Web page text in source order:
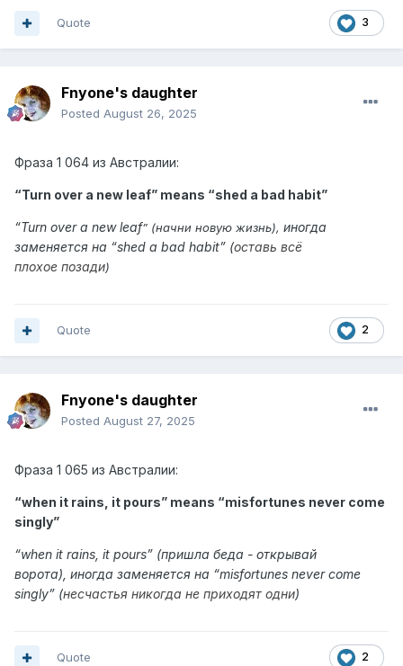
3
Quote
Fnyone's daughter
Posted August 26, 2025
Фраза 1 064 из Австралии:
“Turn over a new leaf” means “shed a bad habit”
“Turn over a new leaf” (начни новую жизнь), иногда
заменяется на “shed a bad habit” (оставь всё
плохое позади)
2
Quote
Fnyone's daughter
Posted August 27, 2025
Фраза 1 065 из Австралии:
“when it rains, it pours” means “misfortunes never come
singly”
“when it rains, it pours” (пришла беда - открывай
ворота), иногда заменяется на “misfortunes never come
singly” (несчастья никогда не приходят одни)
2
Quote